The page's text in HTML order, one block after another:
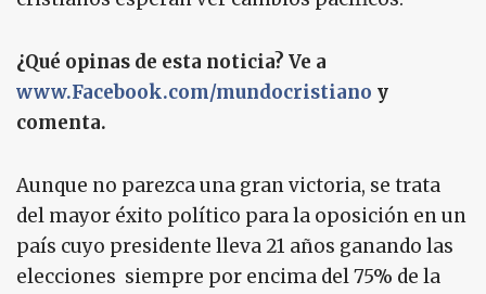
¿Qué opinas de esta noticia? Ve a
www.Facebook.com/mundocristiano y
comenta.
Aunque no parezca una gran victoria, se trata
del mayor éxito político para la oposición en un
país cuyo presidente lleva 21 años ganando las
elecciones  siempre por encima del 75% de la